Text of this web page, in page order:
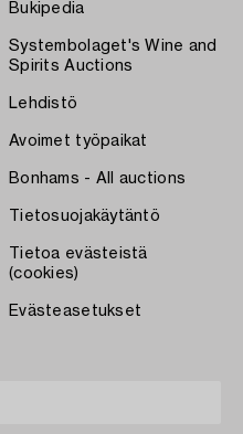
Bukipedia
Systembolaget's Wine and
Spirits Auctions
Lehdistö
Avoimet työpaikat
Bonhams - All auctions
Tietosuojakäytäntö
Tietoa evästeistä
(cookies)
Evästeasetukset